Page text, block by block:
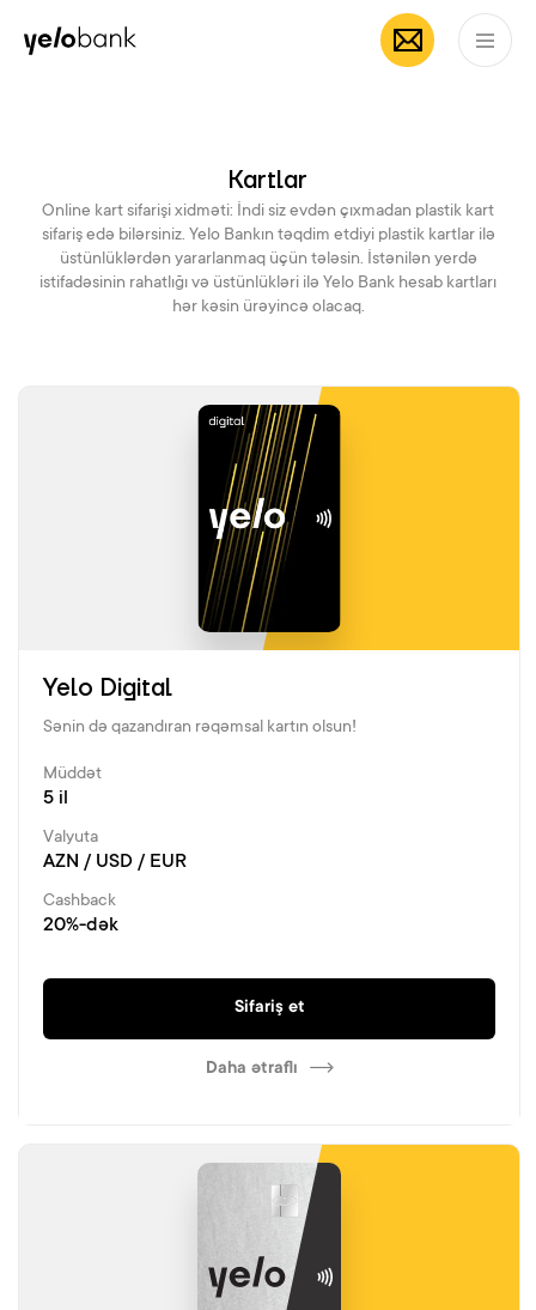
mobil əlavə
Fərdi
Biznes
Kartlar
Online kart sifarişi xidməti: İndi siz evdən çıxmadan plastik kart
sifariş edə bilərsiniz. Yelo Bankın təqdim etdiyi plastik kartlar ilə
üstünlüklərdən yararlanmaq üçün tələsin. İstənilən yerdə
istifadəsinin rahatlığı və üstünlükləri ilə Yelo Bank hesab kartları
hər kəsin ürəyincə olacaq.
Yelo Digital
Sənin də qazandıran rəqəmsal kartın olsun!
Müddət
5 il
Valyuta
AZN / USD / EUR
Cashback
20%-dək
Sifariş et
Daha ətraflı